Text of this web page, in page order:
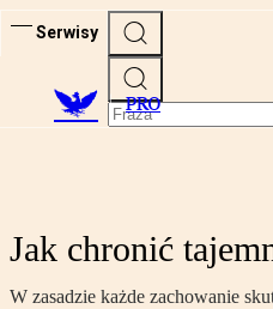
Serwisy
PRO
Jak chronić
W zasadzie każde zachowanie